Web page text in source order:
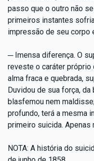
passo que o outro não
primeiros instantes
impressão de seu corpo
─ Imensa diferença. O
reveste o caráter próprio
alma fraca e quebrada,
Duvidou de sua força,
blasfemou nem
profundo, terá a mesma
primeiro suicida. Apenas
NOTA: A história do